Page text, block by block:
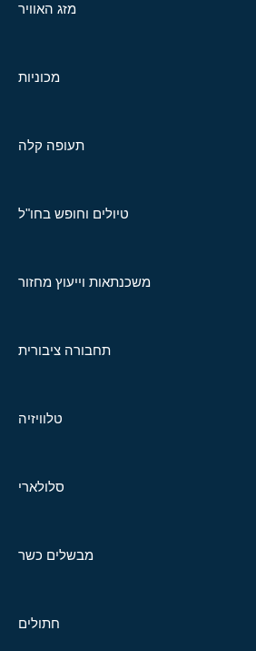
מזג האוויר
מכוניות
תעופה קלה
טיולים וחופש בחו"ל
משכנתאות וייעוץ מחזור
תחבורה ציבורית
טלוויזיה
סלולארי
מבשלים כשר
חתולים